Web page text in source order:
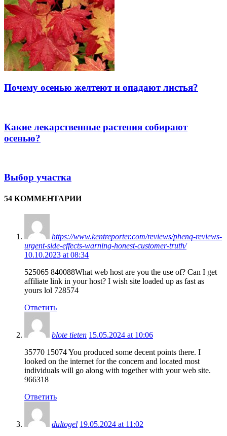
Почему осенью желтеют и опадают листья?
Какие лекарственные растения собирают
осенью?
Выбор участка
54 КОММЕНТАРИИ
https://www.kentreporter.com/reviews/phenq-reviews-
urgent-side-effects-warning-honest-customer-truth/
10.10.2023 at 08:34
525065 840088What web host are you the use of? Can I get
affiliate link in your host? I wish site loaded up as fast as
yours lol 728574
Ответить
blote tieten 15.05.2024 at 10:06
35770 15074 You produced some decent points there. I
looked on the internet for the concern and located most
individuals will go along with together with your web site.
966318
Ответить
dultogel 19.05.2024 at 11:02